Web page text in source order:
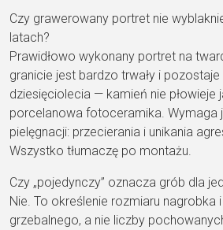
Czy grawerowany portret nie
latach?
Prawidłowo wykonany portret na
granicie jest bardzo trwały i
dziesięciolecia — kamień nie płowieje
porcelanowa fotoceramika. Wymaga
pielęgnacji: przecierania i unikania
Wszystko tłumaczę po montażu.
Czy „pojedynczy” oznacza grób dla
Nie. To określenie rozmiaru nagrobka i
grzebalnego, a nie liczby